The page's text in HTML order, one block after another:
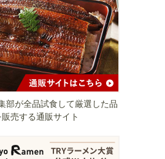
部が全品試食して厳選した品
売する通販サイト